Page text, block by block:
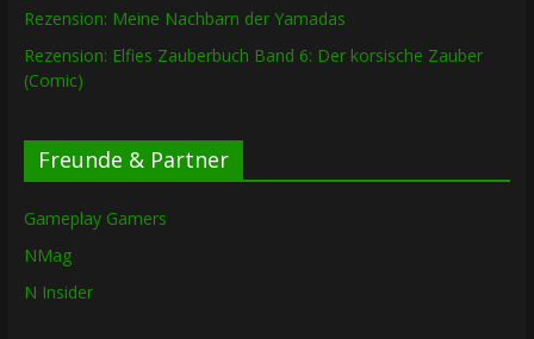
Rezension: Meine Nachbarn der Yamadas
Rezension: Elfies Zauberbuch Band 6: Der korsische Zauber
(Comic)
Freunde & Partner
Gameplay Gamers
NMag
N Insider